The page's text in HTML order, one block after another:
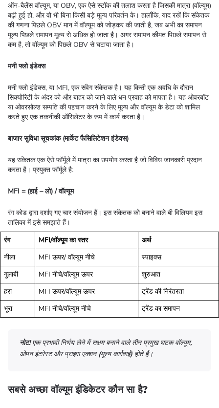
ऑन-बैलेंस वॉल्यूम, या OBV, एक ऐसे स्टॉक की तलाश करता है जिसकी मात्रा (वॉल्यूम)
बढ़ी हुई हो, और वो भी बिना किसी बड़े मूल्य परिवर्तन के। हालाँकि, याद रखें कि संकेतक
की गणना पिछले OBV मान में वॉल्यूम को जोड़कर की जाती है, जब अभी का समापन
मूल्य पिछले समापन मूल्य से अधिक हो जाता है। अगर समापन कीमत पिछले समापन से
कम है, तो वॉल्यूम को पिछले OBV से घटाया जाता है।
मनी फ्लो इंडेक्स
मनी फ्लो इंडेक्स, या MFI, एक संवेग संकेतक है। यह किसी एक अवधि के दौरान
सिक्योरिटी के अंदर को और बाहर को जाने वाले धन प्रवाह को मापता है। यह ओवरबॉट
या ओवरसोल्ड सम्पति की पहचान करने के लिए मूल्य और वॉल्यूम के डेटा को शामिल
करते हुए एक तकनीकी ऑसिलेटर के रूप में कार्य करता है।
बाजार सुविधा सूचकांक (मार्केट फैसिलिटेशन इंडेक्स)
यह संकेतक एक ऐसे फॉर्मूले में मात्रा का उपयोग करता है जो विविध जानकारी प्रदान
करता है। प्रयुक्त फॉर्मूले है:
MFI = (हाई – लो) / वॉल्यूम
रंग कोड द्वारा दर्शाए गए चार संयोजन हैं। इस संकेतक को बनाने वाले बी विलियम इस
तालिका में इसे समझाते हैं।
रंग
MFI/वॉल्यूम का स्तर
अर्थ
नीला
MFI ऊपर/ वॉल्यूम नीचे
स्पाइक्स
गुलाबी
MFI नीचे/वॉल्यूम ऊपर
शुरुआत
हरा
MFI ऊपर/वॉल्यूम ऊपर
ट्रेंड की निरंतरता
भूरा
MFI नीचे/वॉल्यूम नीचे ट्रेंड का समापन
नोट!एक प्रभावी निर्णय लेने में सक्षम बनाने वाले तीन प्रमुख घटक वॉल्यूम,
ओपन इंटरेस्ट और प्राइस एक्शन (मूल्य कार्रवाई) होते हैं।
सबसे अच्छा वॉल्यूम इंडिकेटर कौन सा है?